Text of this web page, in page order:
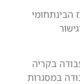
הבינתחומי
בקריה
במסגרות